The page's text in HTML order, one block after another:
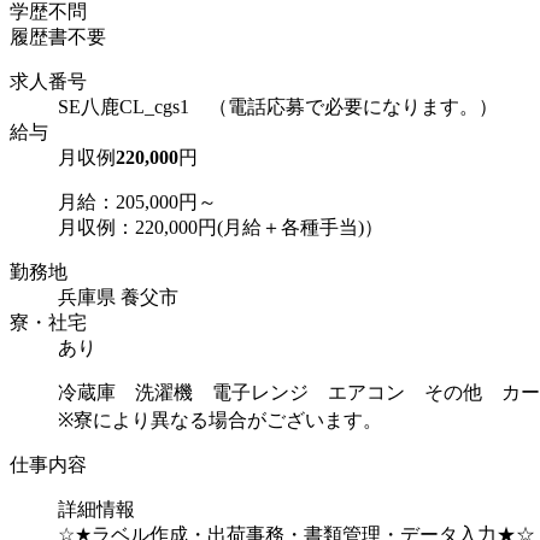
学歴不問
履歴書不要
求人番号
SE八鹿CL_cgs1 （電話応募で必要になります。）
給与
月収例220,000円
月給：205,000円～
月収例：220,000円(月給＋各種手当)）
勤務地
兵庫県 養父市
寮・社宅
あり
冷蔵庫 洗濯機 電子レンジ エアコン その他 カー
※寮により異なる場合がございます。
仕事内容
詳細情報
☆★ラベル作成・出荷事務・書類管理・データ入力★☆